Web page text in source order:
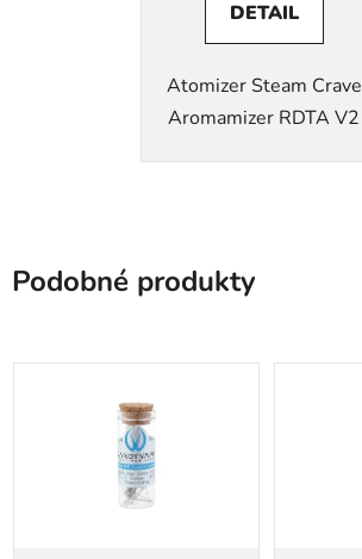
DETAIL
Atomizer Steam Crave
Aromamizer RDTA V2
Podobné produkty